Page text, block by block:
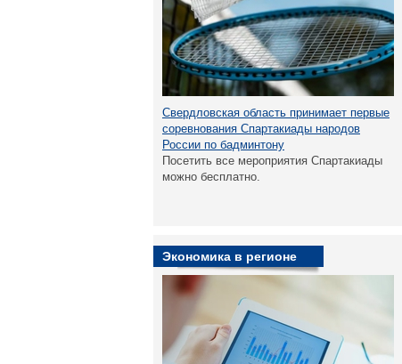
Свердловская область принимает первые
соревнования Спартакиады народов
России по бадминтону
Посетить все мероприятия Спартакиады
можно бесплатно.
Экономика в регионе